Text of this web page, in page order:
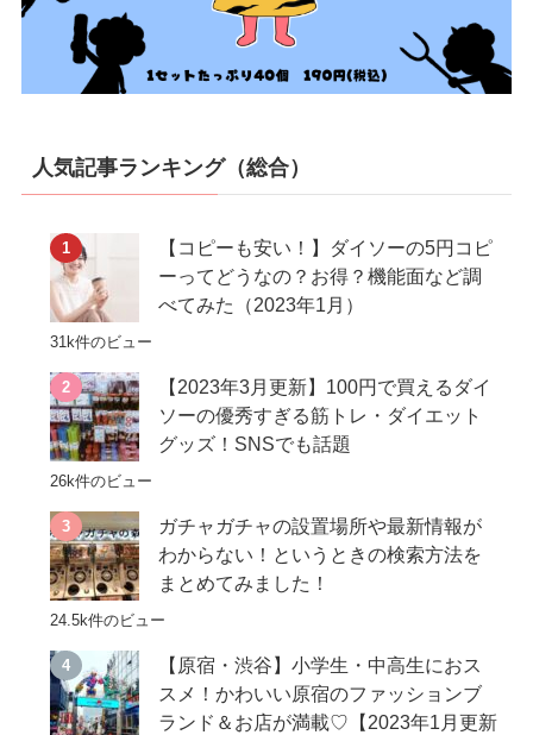
人気記事ランキング（総合）
【コピーも安い！】ダイソーの5円コピ
ーってどうなの？お得？機能面など調
べてみた（2023年1月）
31k件のビュー
【2023年3月更新】100円で買えるダイ
ソーの優秀すぎる筋トレ・ダイエット
グッズ！SNSでも話題
26k件のビュー
ガチャガチャの設置場所や最新情報が
わからない！というときの検索方法を
まとめてみました！
24.5k件のビュー
【原宿・渋谷】小学生・中高生におス
スメ！かわいい原宿のファッションブ
ランド＆お店が満載♡【2023年1月更新